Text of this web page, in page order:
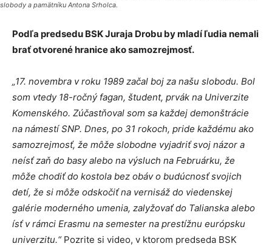
slobody a pamätníku Antona Srholca.
Podľa predsedu BSK Juraja Drobu by mladí ľudia nemali
brať otvorené hranice ako samozrejmosť.
„17. novembra v roku 1989 začal boj za našu slobodu. Bol
som vtedy 18-ročný fagan, študent, prvák na Univerzite
Komenského. Zúčastňoval som sa každej demonštrácie
na námestí SNP. Dnes, po 31 rokoch, pride každému ako
samozrejmosť, že môže slobodne vyjadriť svoj názor a
neísť zaň do basy alebo na výsluch na Februárku, že
môže chodiť do kostola bez obáv o budúcnosť svojich
detí, že si môže odskočiť na vernisáž do viedenskej
galérie moderného umenia, zalyžovať do Talianska alebo
ísť v rámci Erasmu na semester na prestížnu európsku
univerzitu.“ Pozrite si video, v ktorom predseda BSK